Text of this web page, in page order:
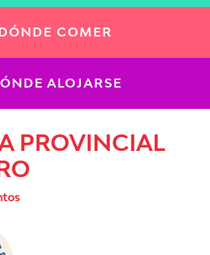
COMER
ALOJARSE
PROVINCIAL